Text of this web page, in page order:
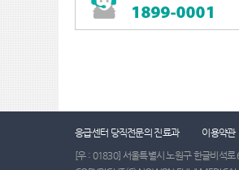
응급센터 당직전문의 진료과 이용약관
[우 : 01830] 서울특별시 노원구 한글비석로